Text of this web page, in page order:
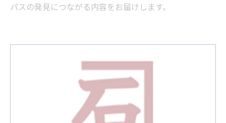
パスの発見につながる内容をお届けします。